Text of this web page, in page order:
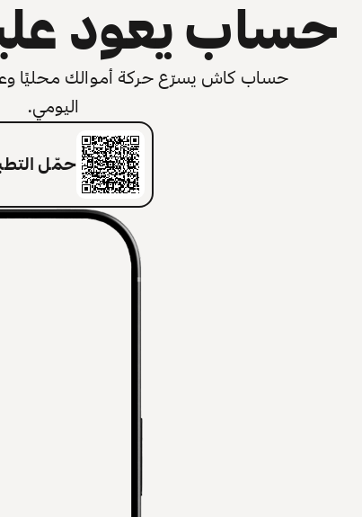
حساب يعود
حساب كاش يسرّع حركة أموالك محليًا
اليومي.
حمّل